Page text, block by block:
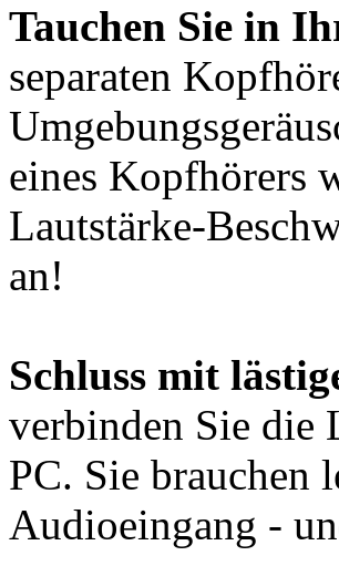
Tauchen Sie in
separaten
eines Kopfhörers
Lautstärke-
an!
Schluss mit
verbinden Sie die
PC. Sie brauchen
Audioeingang -